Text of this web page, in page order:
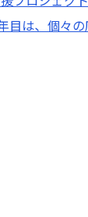
目は、個々